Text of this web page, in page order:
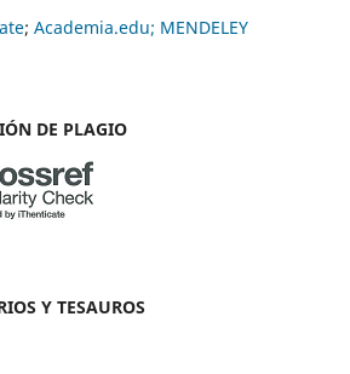
; Academia.edu; MENDELEY
DE PLAGIO
Y TESAUROS